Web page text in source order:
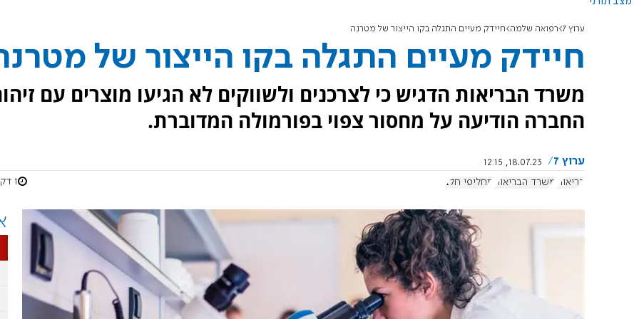
ערוץ 7 רפואה שלמה חיידק מעיים התגלה בקו הייצור של מטרנה
חיידק מעיים התגלה בקו הייצור של
משרד הבריאות הדגיש כי לצרכנים ולשווקים לא הגיעו מוצרים עם
החברה הודיעה על מחסור צפוי בפורמולה המדוברת.
ערוץ 7
18.07.23, 12:15
בריאות
משרד הבריאות תחליפי חלב 1 דקות